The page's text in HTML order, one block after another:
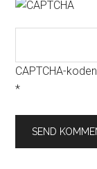
CAPTCHA-koden
*